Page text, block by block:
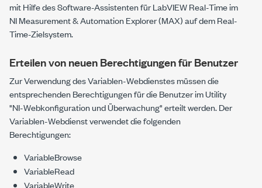
mit Hilfe des Software-Assistenten für LabVIEW Real-Time im
NI Measurement & Automation Explorer (MAX) auf dem Real-
Time-Zielsystem.
Erteilen von neuen Berechtigungen für Benutzer
Zur Verwendung des Variablen-Webdienstes müssen die
entsprechenden Berechtigungen für die Benutzer im Utility
"NI-Webkonfiguration und Überwachung" erteilt werden. Der
Variablen-Webdienst verwendet die folgenden
Berechtigungen:
VariableBrowse
VariableRead
VariableWrite